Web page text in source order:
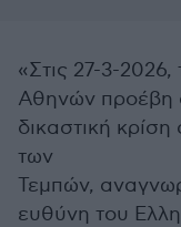
«Στις 27-3-2026,
Αθηνών προέβη
δικαστική
των
Τεμπών,
ευθύνη του